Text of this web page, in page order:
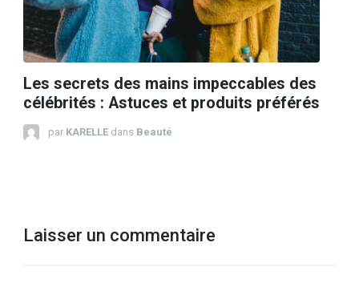
Les secrets des mains impeccables des
célébrités : Astuces et produits préférés
par KARELLE dans Beauté
Laisser un commentaire